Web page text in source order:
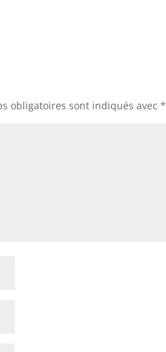
o
oobligatoires sont indiqués avec*